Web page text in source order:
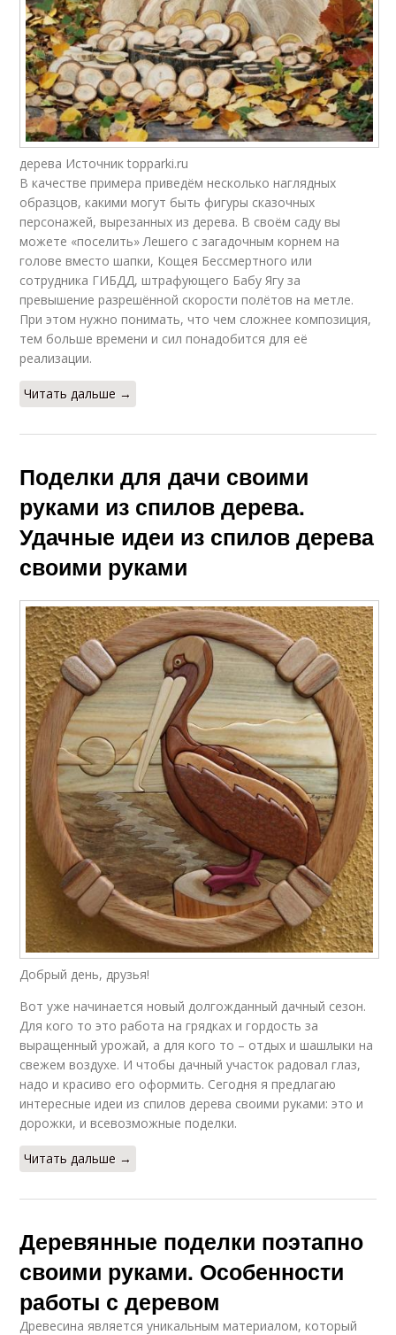
дерева Источник topparki.ru
В качестве примера приведём несколько наглядных
образцов, какими могут быть фигуры сказочных
персонажей, вырезанных из дерева. В своём саду вы
можете «поселить» Лешего с загадочным корнем на
голове вместо шапки, Кощея Бессмертного или
сотрудника ГИБДД, штрафующего Бабу Ягу за
превышение разрешённой скорости полётов на метле.
При этом нужно понимать, что чем сложнее композиция,
тем больше времени и сил понадобится для её
реализации.
Читать дальше →
Поделки для дачи своими
руками из спилов дерева.
Удачные идеи из спилов дерева
своими руками
Добрый день, друзья!
Вот уже начинается новый долгожданный дачный сезон.
Для кого то это работа на грядках и гордость за
выращенный урожай, а для кого то – отдых и шашлыки на
свежем воздухе. И чтобы дачный участок радовал глаз,
надо и красиво его оформить. Сегодня я предлагаю
интересные идеи из спилов дерева своими руками: это и
дорожки, и всевозможные поделки.
Читать дальше →
Деревянные поделки поэтапно
своими руками. Особенности
работы с деревом
Древесина является уникальным материалом, который